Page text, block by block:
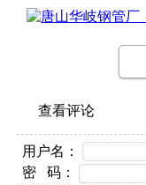
查看评论
用户名：
密 码：